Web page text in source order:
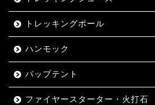
トレッキングポール
ハンモック
パップテント
ファイヤースターター・火打石